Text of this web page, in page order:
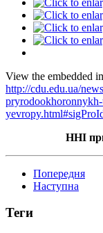
View the embedded
http://cdu.edu.ua/
ННІ
Попередня
Наступна
Теги